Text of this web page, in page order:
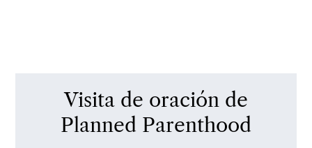
Visita de oración de
Planned Parenthood